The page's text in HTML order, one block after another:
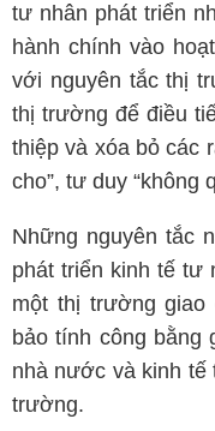
tư nhân phát triển
hành chính vào
với nguyên tắc thị
thị trường để điều
thiệp và xóa bỏ các
cho”, tư duy “không
Những nguyên tắc
phát triển kinh tế tư
một thị trường giao
bảo tính công bằng
nhà nước và kinh tế
trường.